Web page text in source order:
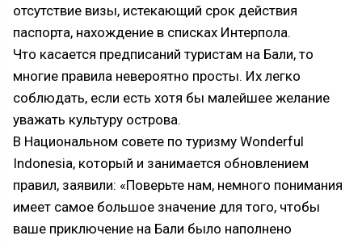
отсутствие визы, истекающий срок действия
паспорта, нахождение в списках Интерпола.
Что касается предписаний туристам на Бали, то
многие правила невероятно просты. Их легко
соблюдать, если есть хотя бы малейшее желание
уважать культуру острова.
В Национальном совете по туризму Wonderful
Indonesia, который и занимается обновлением
правил, заявили: «Поверьте нам, немного понимания
имеет самое большое значение для того, чтобы
ваше приключение на Бали было наполнено